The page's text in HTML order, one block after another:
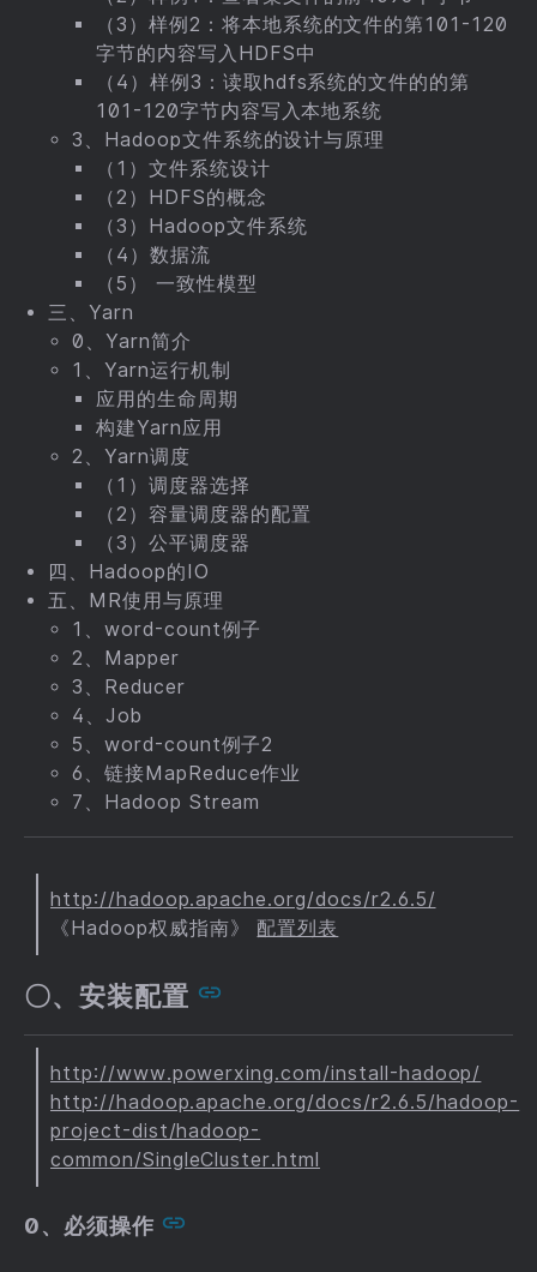
（3）样例2：将本地系统的文件的第101-120
字节的内容写入HDFS中
（4）样例3：读取hdfs系统的文件的的第
101-120字节内容写入本地系统
3、Hadoop文件系统的设计与原理
（1）文件系统设计
（2）HDFS的概念
（3）Hadoop文件系统
（4）数据流
（5） 一致性模型
三、Yarn
0、Yarn简介
1、Yarn运行机制
应用的生命周期
构建Yarn应用
2、Yarn调度
（1）调度器选择
（2）容量调度器的配置
（3）公平调度器
四、Hadoop的IO
五、MR使用与原理
1、word-count例子
2、Mapper
3、Reducer
4、Job
5、word-count例子2
6、链接MapReduce作业
7、Hadoop Stream
http://hadoop.apache.org/docs/r2.6.5/
《Hadoop权威指南》 配置列表
〇、安装配置
http://www.powerxing.com/install-hadoop/
http://hadoop.apache.org/docs/r2.6.5/hadoop-
project-dist/hadoop-
common/SingleCluster.html
0、必须操作